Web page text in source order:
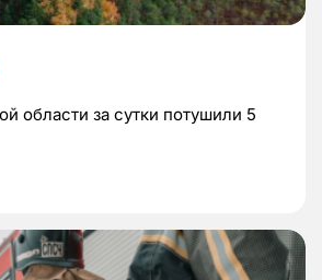
области за сутки потушили 5